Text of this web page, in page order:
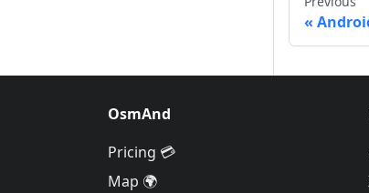
OsmAnd
Pricing 💳
Map 🌍